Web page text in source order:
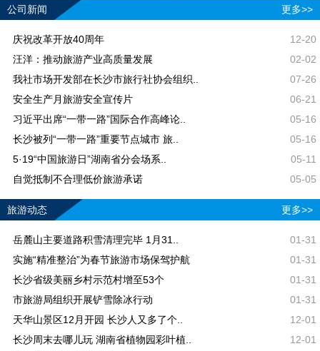
公司新闻
更多>>
庆祝改革开放40周年
12-20
汪洋：推动旅游产业高质量发展
02-02
我社市场开发部在长沙市旅行社协会组织..
07-26
安全生产月旅游安全宣传片
06-21
习近平出席“一带一路”国际合作高峰论..
05-16
长沙被列“一带一路”重要节点城市 旅..
05-16
5·19“中国旅游日”湖南省分会场系..
05-11
自觉抵制不合理低价旅游承诺
05-05
旅游动态 更多>>
岳麓山主要道路积雪清理完毕 1月31..
01-31
实施“精准整治”为春节旅游市场保驾护航
01-31
长沙省级美丽乡村示范村增至53个
01-31
市旅游局组织开展铲雪除冰行动
01-31
天华山景区12月开园 长沙人又多了个..
12-01
长沙周末去哪儿玩 湖南省植物园彩叶植..
12-01